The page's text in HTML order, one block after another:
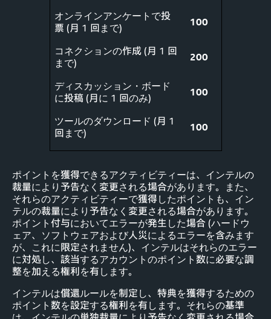
オンラインアンケートで投
票 (月 1 回まで)
100
コネクションの作成 (月 1 回
まで)
200
ディスカッション・ボード
に投稿 (月に 1 回のみ)
100
ツールのダウンロード (月 1
回まで)
100
ポイントを獲得できるアクティビティーは、インテルの
裁量により予告なく変更される場合があります。また、
それらのアクティビティーで獲得したポイントも、イン
テルの裁量により予告なく変更される場合があります。
ポイント付与においてエラーが発生した場合 (ハードウ
ェア、ソフトウェアおよび人災によるエラーを含みます
が、これに限定されません)、インテルはそれらのエラー
に対処し、該当するアカウントのポイント数に必要な調
整を加える権利を有します。
インテルは償還ルールを制定し、特典を獲得するための
ポイント数を設定する権利を有します。それらの基準